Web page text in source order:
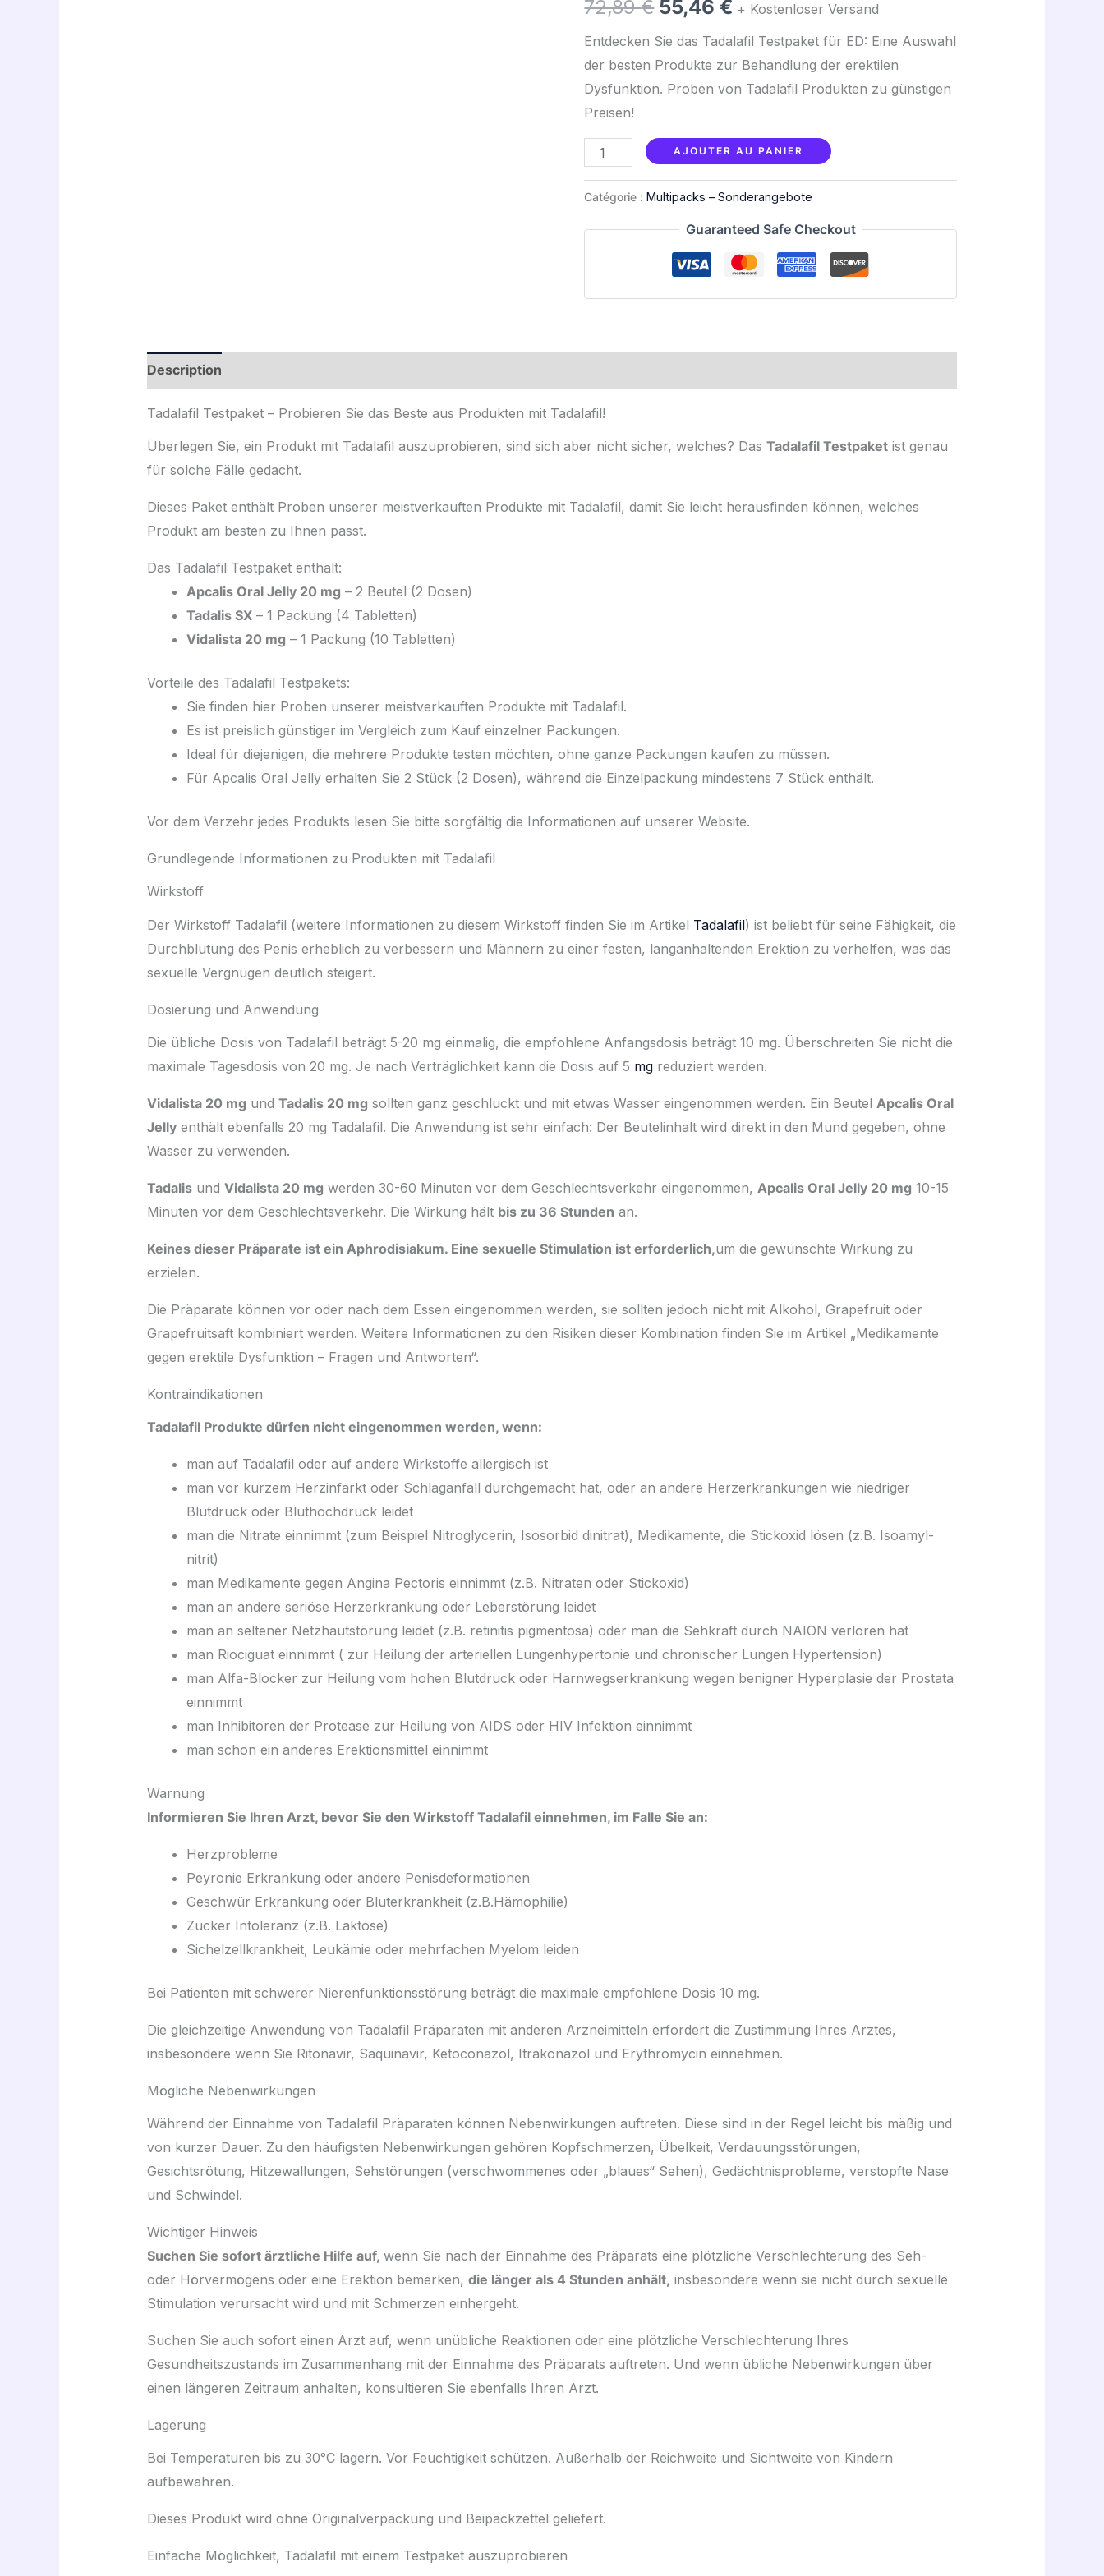
72,89€
72,89 €.
55,46 €
55,46 €.
+ Kostenloser Versand
Entdecken Sie das Tadalafil Testpaket für ED: Eine Auswahl
der besten Produkte zur Behandlung der erektilen
Dysfunktion. Proben von Tadalafil Produkten zu günstigen
Preisen!
AJOUTER AU PANIER
Catégorie :Multipacks – Sonderangebote
Guaranteed Safe Checkout
Description
Tadalafil Testpaket – Probieren Sie das Beste aus Produkten mit Tadalafil!
Überlegen Sie, ein Produkt mit Tadalafil auszuprobieren, sind sich aber nicht sicher, welches? Das Tadalafil Testpaketist genau
für solche Fälle gedacht.
Dieses Paket enthält Proben unserer meistverkauften Produkte mit Tadalafil, damit Sie leicht herausfinden können, welches
Produkt am besten zu Ihnen passt.
Das Tadalafil Testpaket enthält:
Apcalis Oral Jelly 20 mg – 2 Beutel (2 Dosen)
Tadalis SX– 1 Packung (4 Tabletten)
Vidalista 20 mg – 1 Packung (10 Tabletten)
Vorteile des Tadalafil Testpakets:
Sie finden hier Proben unserer meistverkauften Produkte mit Tadalafil.
Es ist preislich günstiger im Vergleich zum Kauf einzelner Packungen.
Ideal für diejenigen, die mehrere Produkte testen möchten, ohne ganze Packungen kaufen zu müssen.
Für Apcalis Oral Jelly erhalten Sie 2 Stück (2 Dosen), während die Einzelpackung mindestens 7 Stück enthält.
Vor dem Verzehr jedes Produkts lesen Sie bitte sorgfältig die Informationen auf unserer Website.
Grundlegende Informationen zu Produkten mit Tadalafil
Wirkstoff
Der Wirkstoff Tadalafil (weitere Informationen zu diesem Wirkstoff finden Sie im Artikel Tadalafil) ist beliebt für seine Fähigkeit, die
Durchblutung des Penis erheblich zu verbessern und Männern zu einer festen, langanhaltenden Erektion zu verhelfen, was das
sexuelle Vergnügen deutlich steigert.
Dosierung und Anwendung
Die übliche Dosis von Tadalafil beträgt 5-20 mg einmalig, die empfohlene Anfangsdosis beträgt 10 mg. Überschreiten Sie nicht die
maximale Tagesdosis von 20 mg. Je nach Verträglichkeit kann die Dosis auf 5 mgreduziert werden.
Vidalista 20 mg und Tadalis 20 mg sollten ganz geschluckt und mit etwas Wasser eingenommen werden. Ein Beutel Apcalis Oral
Jellyenthält ebenfalls 20 mg Tadalafil. Die Anwendung ist sehr einfach: Der Beutelinhalt wird direkt in den Mund gegeben, ohne
Wasser zu verwenden.
Tadalisund Vidalista 20 mg werden 30-60 Minuten vor dem Geschlechtsverkehr eingenommen, Apcalis Oral Jelly 20 mg 10-15
Minuten vor dem Geschlechtsverkehr. Die Wirkung hält bis zu 36 Stunden an.
Keines dieser Präparate ist ein Aphrodisiakum. Eine sexuelle Stimulation ist erforderlich,um die gewünschte Wirkung zu
erzielen.
Die Präparate können vor oder nach dem Essen eingenommen werden, sie sollten jedoch nicht mit Alkohol, Grapefruit oder
Grapefruitsaft kombiniert werden. Weitere Informationen zu den Risiken dieser Kombination finden Sie im Artikel „Medikamente
gegen erektile Dysfunktion – Fragen und Antworten“.
Kontraindikationen
Tadalafil Produkte dürfen nicht eingenommen werden, wenn:
man auf Tadalafil oder auf andere Wirkstoffe allergisch ist
man vor kurzem Herzinfarkt oder Schlaganfall durchgemacht hat, oder an andere Herzerkrankungen wie niedriger
Blutdruck oder Bluthochdruck leidet
man die Nitrate einnimmt (zum Beispiel Nitroglycerin, Isosorbid dinitrat), Medikamente, die Stickoxid lösen (z.B. Isoamyl-
nitrit)
man Medikamente gegen Angina Pectoris einnimmt (z.B. Nitraten oder Stickoxid)
man an andere seriöse Herzerkrankung oder Leberstörung leidet
man an seltener Netzhautstörung leidet (z.B. retinitis pigmentosa) oder man die Sehkraft durch NAION verloren hat
man Riociguat einnimmt ( zur Heilung der arteriellen Lungenhypertonie und chronischer Lungen Hypertension)
man Alfa-Blocker zur Heilung vom hohen Blutdruck oder Harnwegserkrankung wegen benigner Hyperplasie der Prostata
einnimmt
man Inhibitoren der Protease zur Heilung von AIDS oder HIV Infektion einnimmt
man schon ein anderes Erektionsmittel einnimmt
Warnung
Informieren Sie Ihren Arzt, bevor Sie den Wirkstoff Tadalafil einnehmen, im Falle Sie an:
Herzprobleme
Peyronie Erkrankung oder andere Penisdeformationen
Geschwür Erkrankung oder Bluterkrankheit (z.B.Hämophilie)
Zucker Intoleranz (z.B. Laktose)
Sichelzellkrankheit, Leukämie oder mehrfachen Myelom leiden
Bei Patienten mit schwerer Nierenfunktionsstörung beträgt die maximale empfohlene Dosis 10 mg.
Die gleichzeitige Anwendung von Tadalafil Präparaten mit anderen Arzneimitteln erfordert die Zustimmung Ihres Arztes,
insbesondere wenn Sie Ritonavir, Saquinavir, Ketoconazol, Itrakonazol und Erythromycin einnehmen.
Mögliche Nebenwirkungen
Während der Einnahme von Tadalafil Präparaten können Nebenwirkungen auftreten. Diese sind in der Regel leicht bis mäßig und
von kurzer Dauer. Zu den häufigsten Nebenwirkungen gehören Kopfschmerzen, Übelkeit, Verdauungsstörungen,
Gesichtsrötung, Hitzewallungen, Sehstörungen (verschwommenes oder „blaues“ Sehen), Gedächtnisprobleme, verstopfte Nase
und Schwindel.
Wichtiger Hinweis
Suchen Sie sofort ärztliche Hilfe auf, wenn Sie nach der Einnahme des Präparats eine plötzliche Verschlechterung des Seh-
oder Hörvermögens oder eine Erektion bemerken, die länger als 4 Stunden anhält, insbesondere wenn sie nicht durch sexuelle
Stimulation verursacht wird und mit Schmerzen einhergeht.
Suchen Sie auch sofort einen Arzt auf, wenn unübliche Reaktionen oder eine plötzliche Verschlechterung Ihres
Gesundheitszustands im Zusammenhang mit der Einnahme des Präparats auftreten. Und wenn übliche Nebenwirkungen über
einen längeren Zeitraum anhalten, konsultieren Sie ebenfalls Ihren Arzt.
Lagerung
Bei Temperaturen bis zu 30°C lagern. Vor Feuchtigkeit schützen. Außerhalb der Reichweite und Sichtweite von Kindern
aufbewahren.
Dieses Produkt wird ohne Originalverpackung und Beipackzettel geliefert.
Einfache Möglichkeit, Tadalafil mit einem Testpaket auszuprobieren